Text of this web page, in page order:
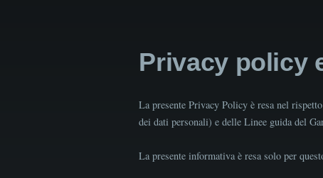
Privacy policy
La presente Privacy Policy è resa nel
dei dati personali) e delle Linee guida del
La presente informativa è resa solo per